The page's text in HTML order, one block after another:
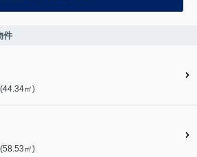
件
㎡)
㎡)